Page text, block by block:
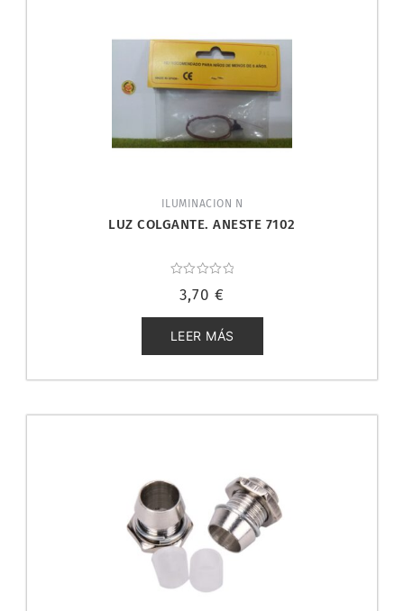
ILUMINACION N
LUZ COLGANTE. ANESTE 7102
con
de
5
3,70 €
LEER MÁS